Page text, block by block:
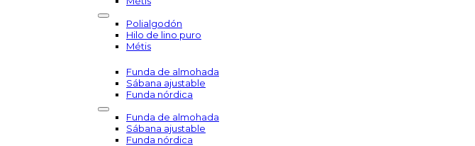
Polialgodón
Hilo de lino puro
Métis
Funda de almohada
Sábana ajustable
Funda nórdica
Funda de almohada
Sábana ajustable
Funda nórdica